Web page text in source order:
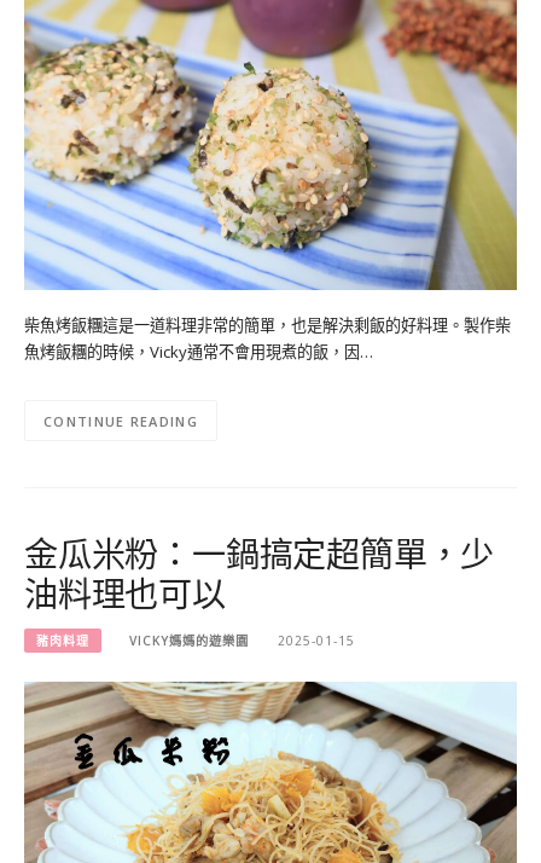
柴魚烤飯糰這是一道料理非常的簡單，也是解決剩飯的好料理。製作柴
魚烤飯糰的時候，Vicky通常不會用現煮的飯，因…
CONTINUE READING
金瓜米粉：一鍋搞定超簡單，少
油料理也可以
豬肉料理 VICKY媽媽的遊樂園 2025-01-15